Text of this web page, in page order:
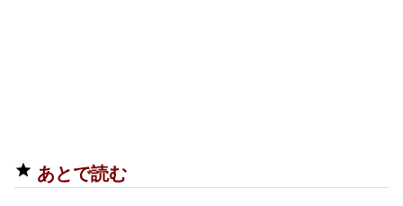
あとで読む